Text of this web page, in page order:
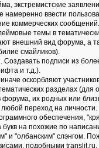
экстремистские
ввести
коммерческих сообщений.
темы в
внешний вид форума, а
смайликов).
Создавать подписи из
и т.д.).
оскорбляют
разделах
форума, их родных или
переход на личности.
обеспечения,
на похожие по
и "олбанским" слэнгом.
подобными translit.ru.